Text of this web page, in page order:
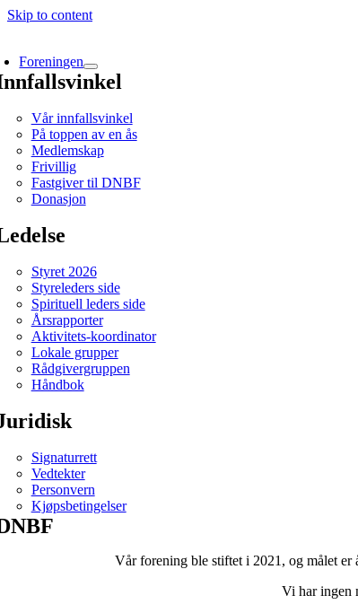
Skip to content
Foreningen
Vår innfallsvinkel
På toppen av en ås
Medlemskap
Frivillig
Fastgiver til DNBF
Donasjon
Styret 2026
Styreleders side
Spirituell leders side
Årsrapporter
Aktivitets-koordinator
Lokale grupper
Rådgivergruppen
Håndbok
Signaturrett
Vedtekter
Personvern
Kjøpsbetingelser
Vår forening ble stiftet i 2021, og målet
Vi har ingen